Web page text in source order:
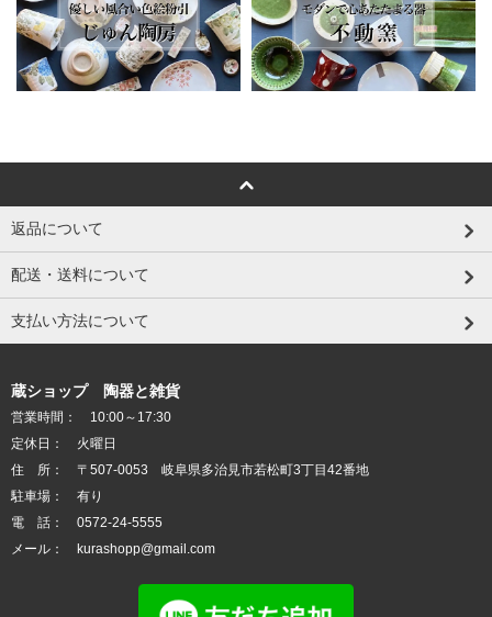
返品について
配送・送料について
支払い方法について
蔵ショップ 陶器と雑貨
営業時間： 10:00～17:30
定休日： 火曜日
住 所： 〒507-0053 岐阜県多治見市若松町3丁目42番地
駐車場： 有り
電 話： 0572-24-5555
メール： kurashopp@gmail.com